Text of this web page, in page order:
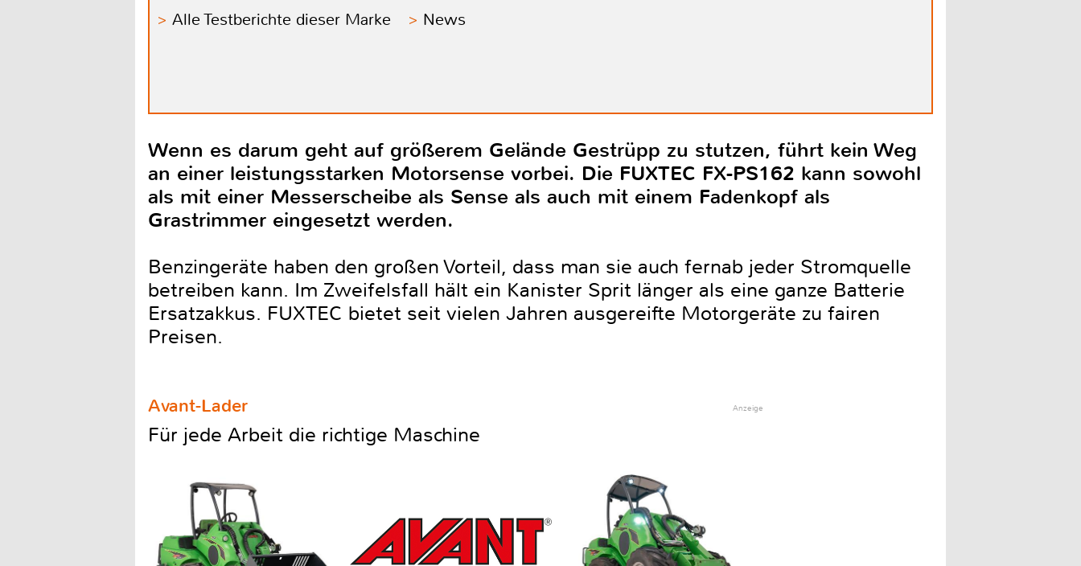
Alle Testberichte dieser Marke News
Wenn es darum geht auf größerem Gelände Gestrüpp zu stutzen, führt kein Weg
an einer leistungsstarken Motorsense vorbei. Die FUXTEC FX-PS162 kann sowohl
als mit einer Messerscheibe als Sense als auch mit einem Fadenkopf als
Grastrimmer eingesetzt werden.
Benzingeräte haben den großen Vorteil, dass man sie auch fernab jeder Stromquelle
betreiben kann. Im Zweifelsfall hält ein Kanister Sprit länger als eine ganze Batterie
Ersatzakkus. FUXTEC bietet seit vielen Jahren ausgereifte Motorgeräte zu fairen
Preisen.
Anzeige
Avant-Lader
Für jede Arbeit die richtige Maschine